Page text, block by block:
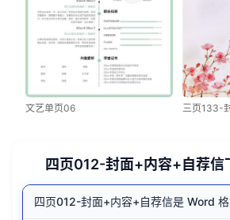
文艺单页06 三页133-
四页012-封面+内容+自荐信
四页012-封面+内容+自荐信是 Word 格